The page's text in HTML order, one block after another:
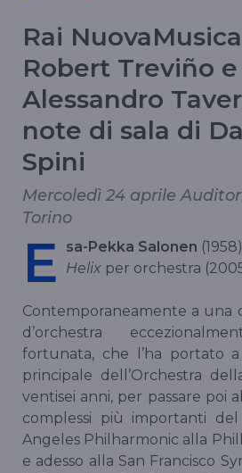
Rai
Robert Treviño e
Alessandro
note di sala di
Spini
Mercoledì 24 aprile
Torino
E sa-Pekka Salonen (1958)
Helix per orchestra
Contemporaneamente a una
d’orchestra
fortunata, che l’ha portato
principale dell’Orchestra
ventisei anni, per passare poi
complessi più importanti
Angeles Philharmonic alla
e adesso alla San Francisco